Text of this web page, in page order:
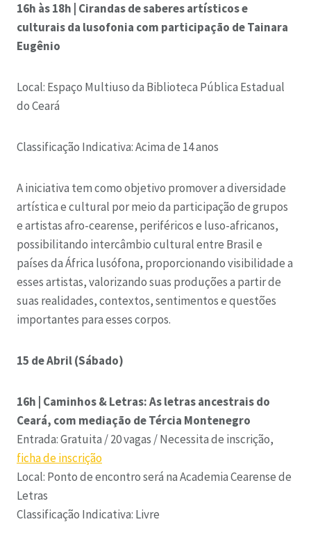
16h às 18h | Cirandas de saberes artísticos e
culturais da lusofonia com participação de Tainara
Eugênio
Local: Espaço Multiuso da Biblioteca Pública Estadual
do Ceará
Classificação Indicativa: Acima de 14 anos
A iniciativa tem como objetivo promover a diversidade
artística e cultural por meio da participação de grupos
e artistas afro-cearense, periféricos e luso-africanos,
possibilitando intercâmbio cultural entre Brasil e
países da África lusófona, proporcionando visibilidade a
esses artistas, valorizando suas produções a partir de
suas realidades, contextos, sentimentos e questões
importantes para esses corpos.
15 de Abril (Sábado)
16h | Caminhos & Letras: As letras ancestrais do
Ceará, com mediação de Tércia Montenegro
Entrada: Gratuita / 20 vagas / Necessita de inscrição,
ficha de inscrição
Local: Ponto de encontro será na Academia Cearense de
Letras
Classificação Indicativa: Livre